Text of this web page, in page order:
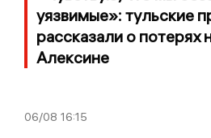
уязвимые»: тульские
рассказали о потерях
Алексине
06/08 16:15